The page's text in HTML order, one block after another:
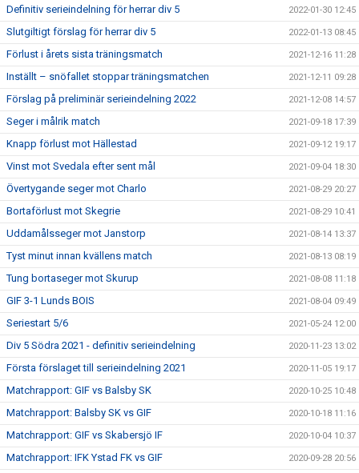
Definitiv serieindelning för herrar div 5 2022-01-30 12:45
Slutgiltigt förslag för herrar div 5 2022-01-13 08:45
Förlust i årets sista träningsmatch 2021-12-16 11:28
Inställt – snöfallet stoppar träningsmatchen 2021-12-11 09:28
Förslag på preliminär serieindelning 2022 2021-12-08 14:57
Seger i målrik match 2021-09-18 17:39
Knapp förlust mot Hällestad 2021-09-12 19:17
Vinst mot Svedala efter sent mål 2021-09-04 18:30
Övertygande seger mot Charlo 2021-08-29 20:27
Bortaförlust mot Skegrie 2021-08-29 10:41
Uddamålsseger mot Janstorp 2021-08-14 13:37
Tyst minut innan kvällens match 2021-08-13 08:19
Tung bortaseger mot Skurup 2021-08-08 11:18
GIF 3-1 Lunds BOIS 2021-08-04 09:49
Seriestart 5/6 2021-05-24 12:00
Div 5 Södra 2021 - definitiv serieindelning 2020-11-23 13:02
Första förslaget till serieindelning 2021 2020-11-05 19:17
Matchrapport: GIF vs Balsby SK 2020-10-25 10:48
Matchrapport: Balsby SK vs GIF 2020-10-18 11:16
Matchrapport: GIF vs Skabersjö IF 2020-10-04 10:37
Matchrapport: IFK Ystad FK vs GIF 2020-09-28 20:56